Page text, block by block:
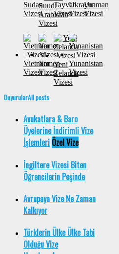
Sudan
Vizesi
Suudi
Arabistan
Vizesi
Tayvan
Vizesi
Ukrayna
Vizesi
Umman
Vizesi
Vietnam
Vizesi
Yemen
Vizesi
Yeni
Zelanda
Vizesi
Yunanistan
Vizesi
DuyurularAll posts
Avukatlara & Baro
Üyelerine İndirimli Vize
İşlemleri Özel Vize
İngiltere Vizesi Biten
Öğrencilerin Peşinde
Avrupaya Vize Ne Zaman
Kalkıyor
Türklerin Ülke Ülke Tabi
Olduğu Vize